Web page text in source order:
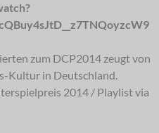
zum DCP2014 zeugt von
Kultur in Deutschland.
2014 / Playlist via